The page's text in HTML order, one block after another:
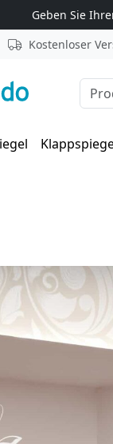
Geben Sie
Kostenloser
Motiv – Smetba